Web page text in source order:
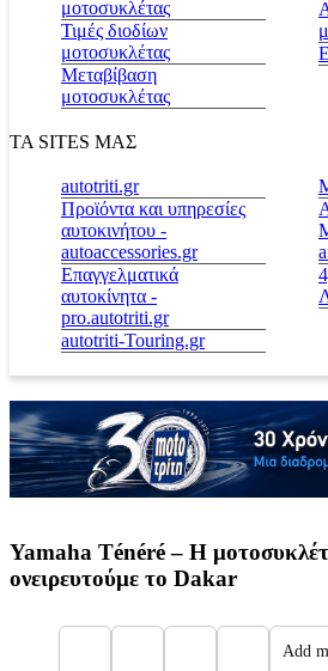
μοτοσυκλέτας
Τιμές διοδίων
μοτοσυκλέτας
Μεταβίβαση
μοτοσυκλέτας
ΤΑ SITES ΜΑΣ
autotriti.gr
Προϊόντα και υπηρεσίες
αυτοκινήτου -
autoaccessories.gr
Επαγγελματικά
αυτοκίνητα -
pro.autotriti.gr
autotriti-Touring.gr
Yamaha Ténéré – Η
ονειρευτούμε το Dakar
Add